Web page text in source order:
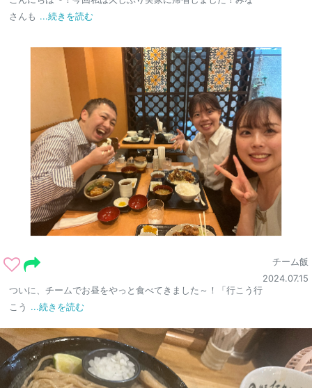
さんも ...続きを読む
チーム飯
2024.07.15
ついに、チームでお昼をやっと食べてきました～！「行こう行
こう ...続きを読む